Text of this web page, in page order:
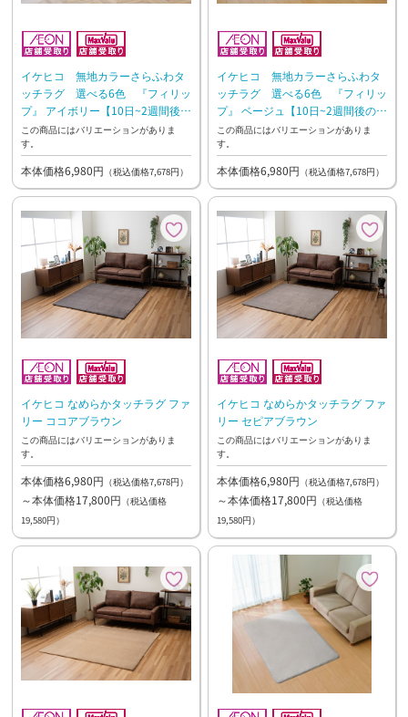
イケヒコ 無地カラーさらふわタ
ッチラグ 選べる6色 『フィリッ
プ』 アイボリー【10日~2週間後の
お渡し】
この商品にはバリエーションがありま
す。
本体価格6,980円 （税込価格7,678円）
イケヒコ 無地カラーさらふわタ
ッチラグ 選べる6色 『フィリッ
プ』 ベージュ【10日~2週間後のお
渡し】
この商品にはバリエーションがありま
す。
本体価格6,980円 （税込価格7,678円）
イケヒコ なめらかタッチラグ ファ
リー ココアブラウン
この商品にはバリエーションがありま
す。
本体価格6,980円 （税込価格7,678円）
～本体価格17,800円 （税込価格
19,580円）
イケヒコ なめらかタッチラグ ファ
リー セピアブラウン
この商品にはバリエーションがありま
す。
本体価格6,980円 （税込価格7,678円）
～本体価格17,800円 （税込価格
19,580円）